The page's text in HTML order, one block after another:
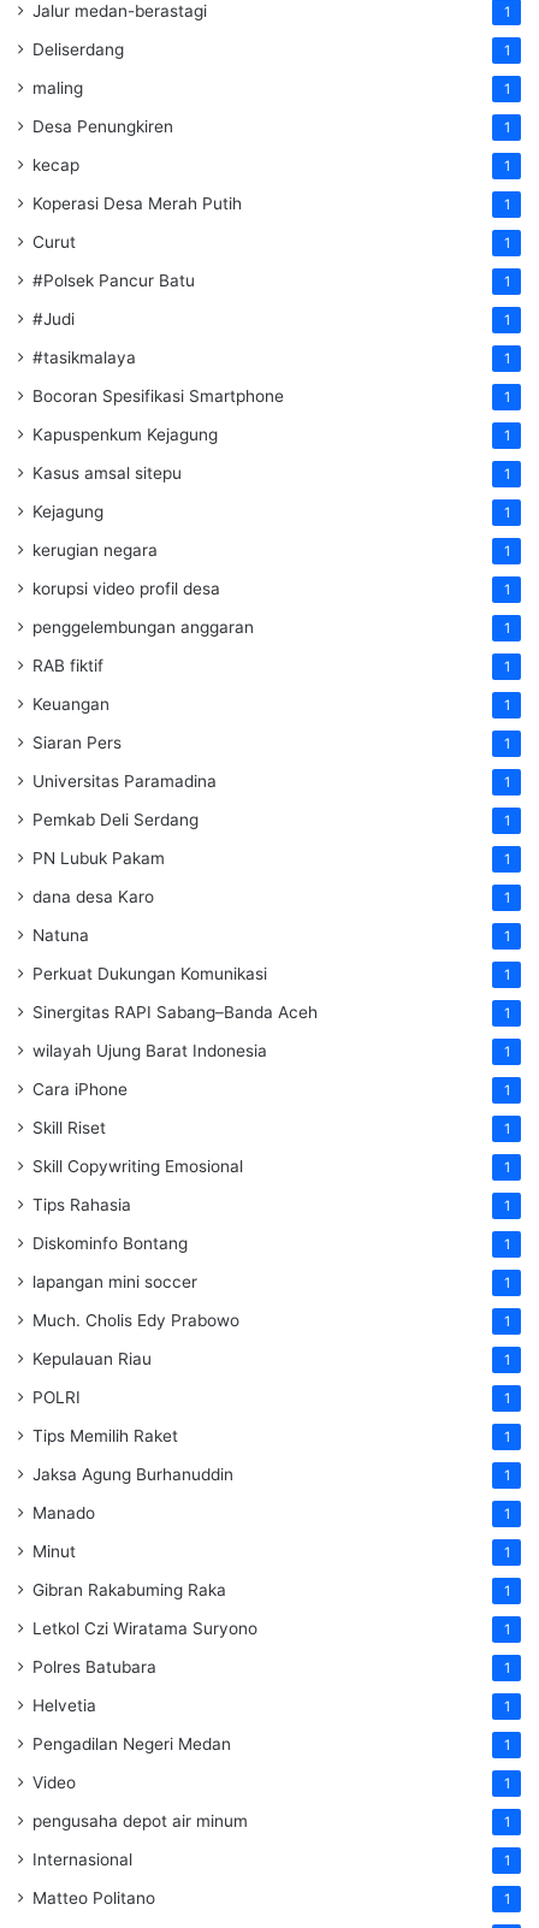
Jalur medan-berastagi 1
Deliserdang 1
maling 1
Desa Penungkiren 1
kecap 1
Koperasi Desa Merah Putih 1
Curut 1
#Polsek Pancur Batu 1
#Judi 1
#tasikmalaya 1
Bocoran Spesifikasi Smartphone 1
Kapuspenkum Kejagung 1
Kasus amsal sitepu 1
Kejagung 1
kerugian negara 1
korupsi video profil desa 1
penggelembungan anggaran 1
RAB fiktif 1
Keuangan 1
Siaran Pers 1
Universitas Paramadina 1
Pemkab Deli Serdang 1
PN Lubuk Pakam 1
dana desa Karo 1
Natuna 1
Perkuat Dukungan Komunikasi 1
Sinergitas RAPI Sabang–Banda Aceh 1
wilayah Ujung Barat Indonesia 1
Cara iPhone 1
Skill Riset 1
Skill Copywriting Emosional 1
Tips Rahasia 1
Diskominfo Bontang 1
lapangan mini soccer 1
Much. Cholis Edy Prabowo 1
Kepulauan Riau 1
POLRI 1
Tips Memilih Raket 1
Jaksa Agung Burhanuddin 1
Manado 1
Minut 1
Gibran Rakabuming Raka 1
Letkol Czi Wiratama Suryono 1
Polres Batubara 1
Helvetia 1
Pengadilan Negeri Medan 1
Video 1
pengusaha depot air minum 1
Internasional 1
Matteo Politano 1